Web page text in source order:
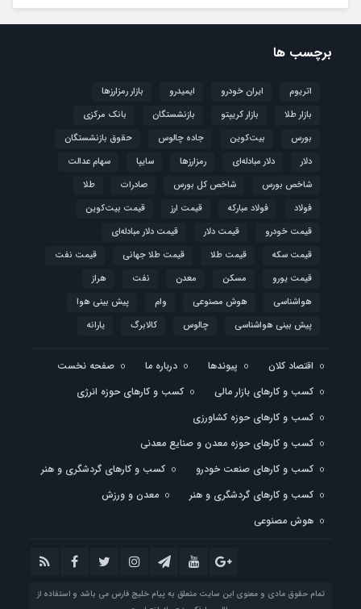
برچسب ها
اتریوم ایران خودرو ایمیدرو
بازار رمزارزها
بازار طلا
بازار کریپتو بازنشستگان
بانک مرکزی
بورس
بیت‌کوین جاده چالوس
حقوق بازنشستگان
دلار
دلار مبادله‌ای رمزارزها سایپا
سهام عدالت
شاخص بورس
شاخص کل بورس صادرات
طلا
فولاد
فولاد مبارکه قیمت ارز
قیمت بیت‌کوین
قیمت خودرو
قیمت دلار
قیمت دلار مبادله‌ای
قیمت سکه
قیمت طلا قیمت طلا جهانی
قیمت نفت
قیمت یورو
مسکن معدن نفت
هراز
هواشناسی
هوش مصنوعی وام
پیش بینی هوا
پیش بینی هواشناسی
چالوس کالابرگ یارانه
اقتصاد کلان پیوندها درباره ما
صفحه نخست
کسب و کارهای بازار مالی
کسب و کارهای حوزه انرژی
کسب و کارهای حوزه کشاورزی
کسب و کارهای حوزه معدن و صنایع معدنی
کسب و کارهای صنعت خودرو
کسب و کارهای گردشگری و هنر
کسب و کارهای گردشگری و هنر
معدن و ورزش
هوش مصنوعی
تمام حقوق مادی و معنوی این سایت متعلق به پیام خلیج فارس می باشد و استفاده از